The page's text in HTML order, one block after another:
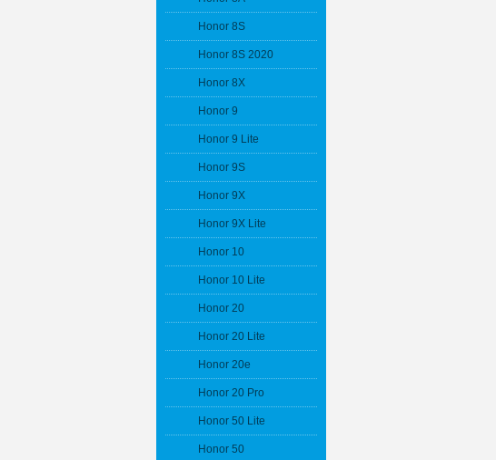
Honor 8S
Honor 8S 2020
Honor 8X
Honor 9
Honor 9 Lite
Honor 9S
Honor 9X
Honor 9X Lite
Honor 10
Honor 10 Lite
Honor 20
Honor 20 Lite
Honor 20e
Honor 20 Pro
Honor 50 Lite
Honor 50